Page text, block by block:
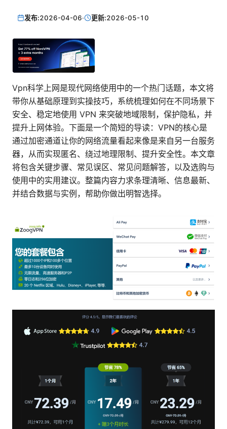
发布:2026-04-06· 更新:2026-05-10
Vpn科学上网是现代网络使用中的一个热门话题，本文将
带你从基础原理到实操技巧，系统梳理如何在不同场景下
安全、稳定地使用 VPN 来突破地域限制，保护隐私，并
提升上网体验。下面是一个简短的导读：VPN的核心是
通过加密通道让你的网络流量看起来像是来自另一台服务
器，从而实现匿名、绕过地理限制、提升安全性。本文章
将包含关键步骤、常见误区、常见问题解答，以及选购与
使用中的实用建议。整篇内容力求条理清晰、信息最新、
并结合数据与实例，帮助你做出明智选择。